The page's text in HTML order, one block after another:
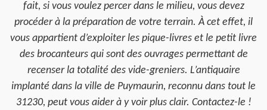
fait, si vous voulez percer dans le milieu, vous devez
procéder à la préparation de votre terrain. À cet effet, il
vous appartient d’exploiter les pique-livres et le petit livre
des brocanteurs qui sont des ouvrages permettant de
recenser la totalité des vide-greniers. L’antiquaire
implanté dans la ville de Puymaurin, reconnu dans tout le
31230, peut vous aider à y voir plus clair. Contactez-le !